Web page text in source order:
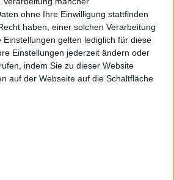
ohne Ihre Einwilligung stattfinden
haben, einer solchen Verarbeitung
gelten lediglich für diese
Einstellungen jederzeit ändern oder
indem Sie zu dieser Website
auf der Webseite auf die Schaltfläche